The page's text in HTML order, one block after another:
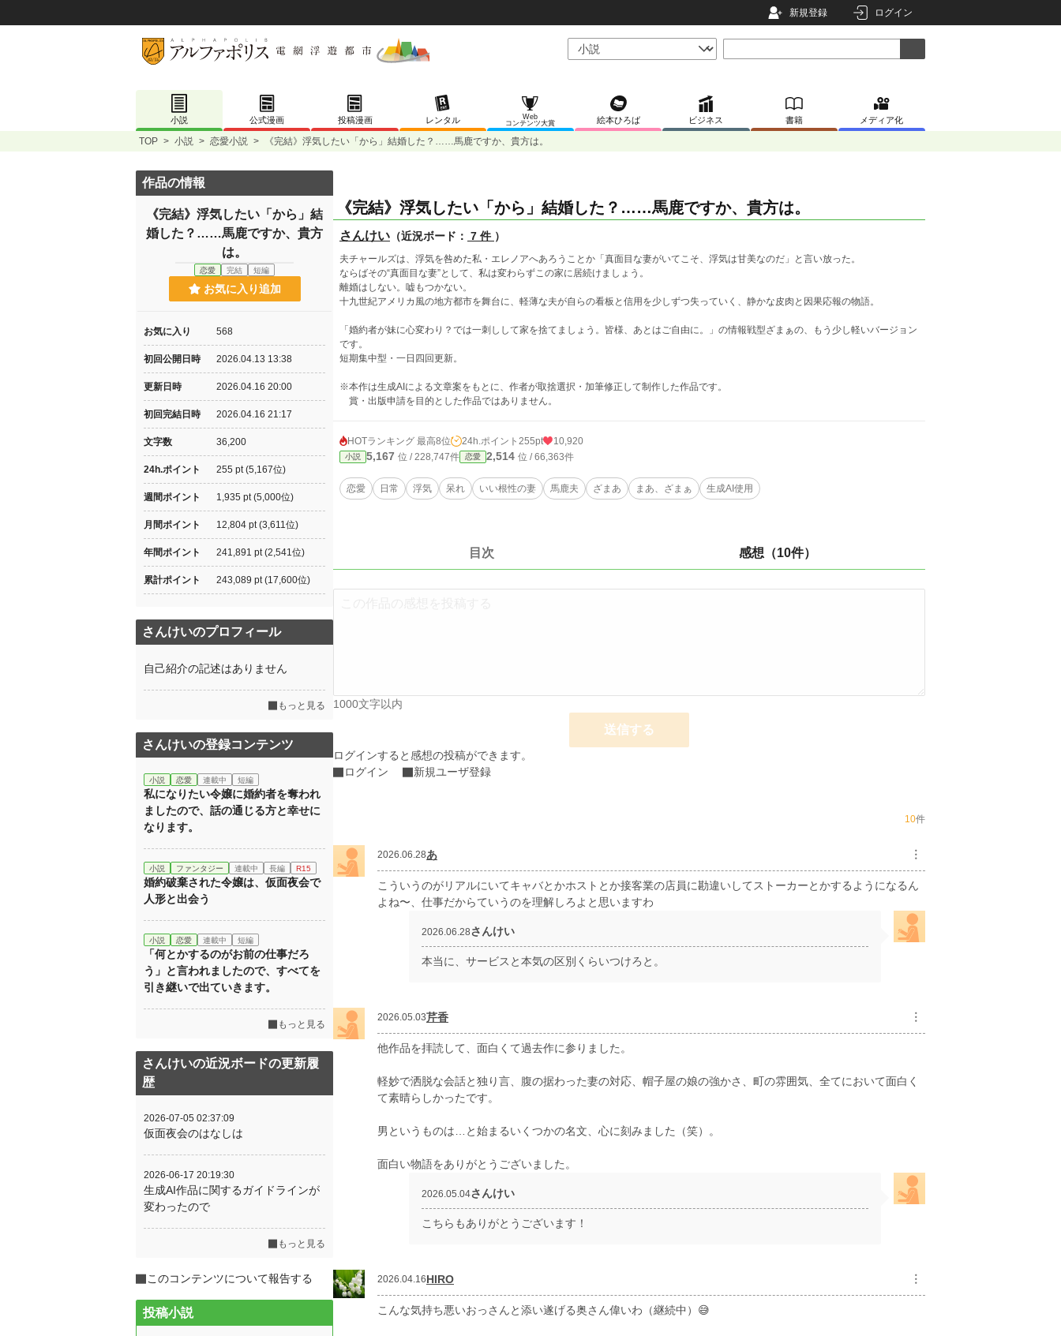
新規登録 ログイン
小説 公式漫画 投稿漫画 レンタル
Web
コンテンツ大賞
絵本ひろば ビジネス 書籍 メディア化
TOP > 小説 > 恋愛小説 > 《完結》浮気したい「から」結婚した？……馬鹿ですか、貴方は。
《完結》浮気したい「から」結婚した？……馬鹿ですか、貴方は。
さんけい （近況ボード： 7 件 ）
夫チャールズは、浮気を咎めた私・エレノアへあろうことか「真面目な妻がいてこそ、浮気は甘美なのだ」と言い放った。
ならばその“真面目な妻”として、私は変わらずこの家に居続けましょう。
離婚はしない。嘘もつかない。
十九世紀アメリカ風の地方都市を舞台に、軽薄な夫が自らの看板と信用を少しずつ失っていく、静かな皮肉と因果応報の物語。
「婚約者が妹に心変わり？では一刺しして家を捨てましょう。皆様、あとはご自由に。」の情報戦型ざまぁの、もう少し軽いバージョン
です。
短期集中型・一日四回更新。
※本作は生成AIによる文章案をもとに、作者が取捨選択・加筆修正して制作した作品です。
賞・出版申請を目的とした作品ではありません。
HOTランキング 最高8位 24h.ポイント 255pt 10,920
小説 5,167 位 / 228,747件 恋愛 2,514 位 / 66,363件
恋愛 日常 浮気 呆れ いい根性の妻 馬鹿夫 ざまあ まあ、ざまぁ 生成AI使用
目次 感想（10件）
1000文字以内
送信する
ログインすると感想の投稿ができます。
ログイン
新規ユーザ登録
10件
2026.06.28あ ︙
こういうのがリアルにいてキャバとかホストとか接客業の店員に勘違いしてストーカーとかするようになるん
よね〜、仕事だからていうのを理解しろよと思いますわ
2026.06.28さんけい
本当に、サービスと本気の区別くらいつけろと。
2026.05.03芹香 ︙
他作品を拝読して、面白くて過去作に参りました。
軽妙で洒脱な会話と独り言、腹の据わった妻の対応、帽子屋の娘の強かさ、町の雰囲気、全てにおいて面白く
て素晴らしかったです。
男というものは…と始まるいくつかの名文、心に刻みました（笑）。
面白い物語をありがとうございました。
2026.05.04さんけい
こちらもありがとうございます！
2026.04.16HIRO ︙
こんな気持ち悪いおっさんと添い遂げる奥さん偉いわ（継続中）😅
作品の情報
《完結》浮気したい「から」結
婚した？……馬鹿ですか、貴方
は。
恋愛 完結 短編
お気に入り追加
お気に入り 568
初回公開日時 2026.04.13 13:38
更新日時 2026.04.16 20:00
初回完結日時 2026.04.16 21:17
文字数 36,200
24h.ポイント 255 pt (5,167位)
週間ポイント 1,935 pt (5,000位)
月間ポイント 12,804 pt (3,611位)
年間ポイント 241,891 pt (2,541位)
累計ポイント 243,089 pt (17,600位)
さんけいのプロフィール
自己紹介の記述はありません
もっと見る
さんけいの登録コンテンツ
小説 恋愛 連載中 短編
私になりたい令嬢に婚約者を奪われ
ましたので、話の通じる方と幸せに
なります。
小説 ファンタジー 連載中 長編 R15
婚約破棄された令嬢は、仮面夜会で
人形と出会う
小説 恋愛 連載中 短編
「何とかするのがお前の仕事だろ
う」と言われましたので、すべてを
引き継いで出ていきます。
もっと見る
さんけいの近況ボードの更新履
歴
2026-07-05 02:37:09
仮面夜会のはなしは
2026-06-17 20:19:30
生成AI作品に関するガイドラインが
変わったので
もっと見る
このコンテンツについて報告する
投稿小説